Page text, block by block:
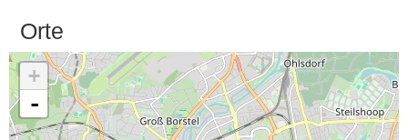
Orte
+
-